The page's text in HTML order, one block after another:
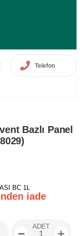
Telefon
Bazlı Panel
BC 1L
iade
ADET